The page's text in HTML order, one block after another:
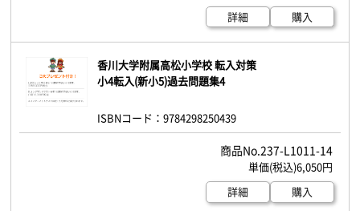
詳細
購入
香川大学附属高松小学校 転入対策
小4転入(新小5)過去問題集4
ISBNコード：9784298250439
237-L1011-14
6,050円
詳細
購入